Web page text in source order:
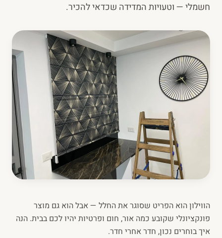
חשמלי — וטעויות המדידה שכדאי להכיר.
הווילון הוא הפריט שסוגר את החלל — אבל הוא גם מוצר
פונקציונלי שקובע כמה אור, חום ופרטיות יהיו לכם בבית. הנה
איך בוחרים נכון, חדר אחרי חדר.